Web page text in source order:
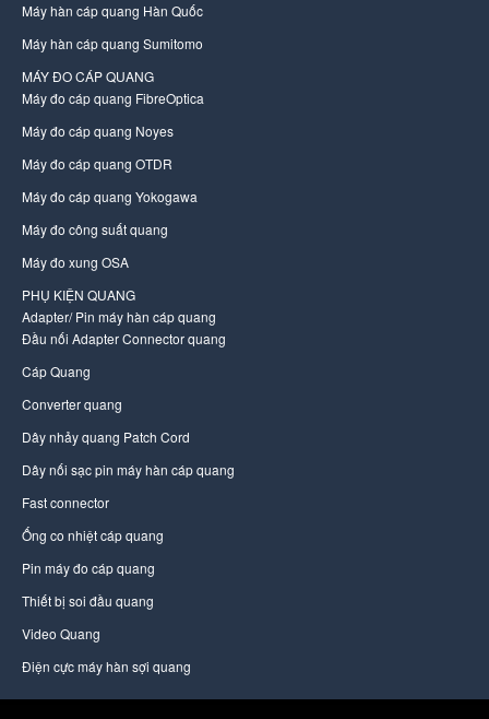
Máy hàn cáp quang Hàn Quốc
Máy hàn cáp quang Sumitomo
MÁY ĐO CÁP QUANG
Máy đo cáp quang FibreOptica
Máy đo cáp quang Noyes
Máy đo cáp quang OTDR
Máy đo cáp quang Yokogawa
Máy đo công suất quang
Máy đo xung OSA
PHỤ KIỆN QUANG
Adapter/ Pin máy hàn cáp quang
Đầu nối Adapter Connector quang
Cáp Quang
Converter quang
Dây nhảy quang Patch Cord
Dây nối sạc pin máy hàn cáp quang
Fast connector
Ống co nhiệt cáp quang
Pin máy đo cáp quang
Thiết bị soi đầu quang
Video Quang
Điện cực máy hàn sợi quang